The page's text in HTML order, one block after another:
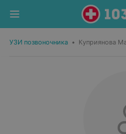
УЗИ позвоночника • Куприянова